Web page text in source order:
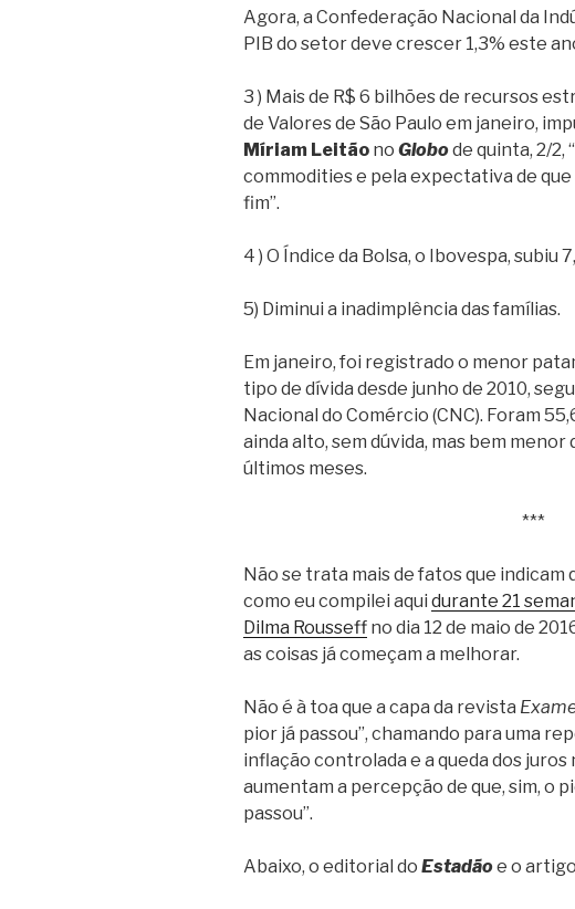
Agora, a Confederação Nacional da
PIB do setor deve crescer 1,3% este
3 ) Mais de R$ 6 bilhões de recursos
de Valores de São Paulo em janeiro,
Míriam Leitão no Globode quinta, 2/2,
commodities e pela expectativa de
fim”.
4 ) O Índice da Bolsa, o Ibovespa, subiu
5) Diminui a inadimplência das famílias.
Em janeiro, foi registrado o menor
tipo de dívida desde junho de 2010,
Nacional do Comércio (CNC). Foram
ainda alto, sem dúvida, mas bem menor
últimos meses.
***
Não se trata mais de fatos que indicam
como eu compilei aqui durante 21
Dilma Rousseff no dia 12 de maio de
as coisas já começam a melhorar.
Não é à toa que a capa da revista
pior já passou”, chamando para uma
inflação controlada e a queda dos
aumentam a percepção de que, sim, o
passou”.
Abaixo, o editorial do Estadãoe o